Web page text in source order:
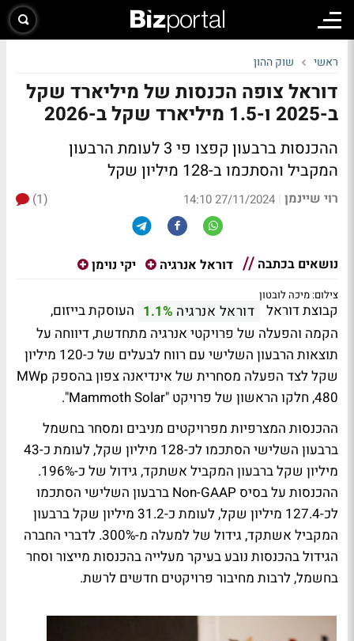
ראשי שוק ההון
דוראל צופה הכנסות של מיליארד שקל
ב-2025 ו-1.5 מיליארד שקל ב-2026
ההכנסות ברבעון קפצו פי 3 לעומת הרבעון
המקביל והסתכמו ב-128 מיליון שקל
רוי שיינמן |
27/11/2024 14:10
(1)
נושאים בכתבה דוראל אנרגיה יקי נוימן
צילום: מיכה לובטון
קבוצת דוראל דוראל אנרגיה 1.1% העוסקת בייזום,
הקמה והפעלה של פרויקטי אנרגיה מתחדשת, דיווחה על
תוצאות הרבעון השלישי עם רווח לבעלים של כ-120 מיליון
שקל לצד הפעלה מסחרית של אינדיאנה צפון בהספק MWp
480, חלקו הראשון של פרויקט "Mammoth Solar".
ההכנסות המצרפיות מפרויקטים מניבים ומסחר בחשמל
ברבעון השלישי הסתכמו לכ-128 מיליון שקל, לעומת כ-43
מיליון שקל ברבעון המקביל אשתקד, גידול של כ-196%.
ההכנסות על בסיס Non-GAAP ברבעון השלישי הסתכמו
לכ-127.4 מיליון שקל, לעומת כ-31.2 מיליון שקל ברבעון
המקביל אשתקד, גידול של למעלה מ-300%. לדברי החברה
הגידול בהכנסות נובע בעיקר מעלייה בהכנסות מייצור וסחר
בחשמל, לרבות מחיבור פרויקטים חדשים לרשת.